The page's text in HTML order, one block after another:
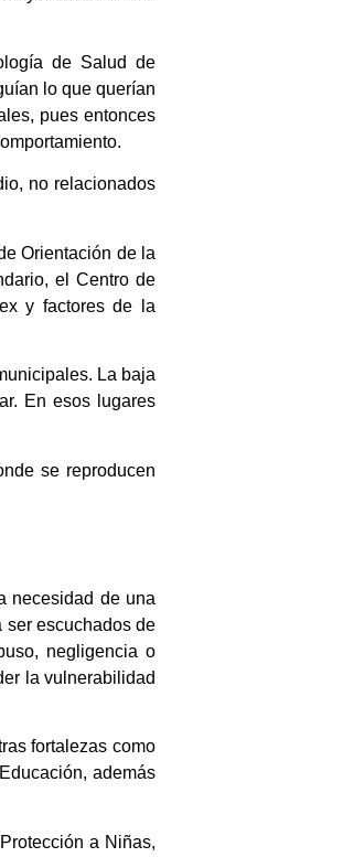
de Salud de
lo que querían
pues entonces
no relacionados
Orientación de la
el Centro de
y factores de la
La baja
En esos lugares
se reproducen
necesidad de una
ser escuchados de
negligencia o
la vulnerabilidad
fortalezas como
además
a Niñas,